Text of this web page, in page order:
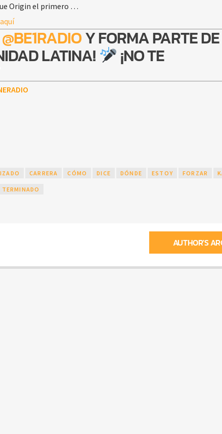
Origin el primero …
Y FORMA PARTE DE
LATINA! ¡NO TE
CARRERA CÓMO DICE DÓNDE ESTOY FORZAR
TERMINADO
AUTHOR'S